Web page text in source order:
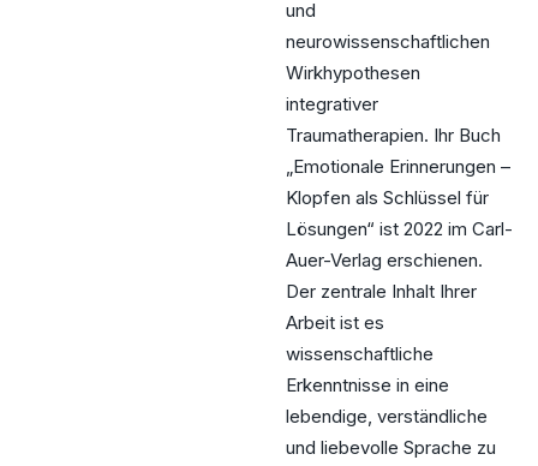
und
neurowissenschaftlichen
Wirkhypothesen
integrativer
Traumatherapien. Ihr Buch
„Emotionale Erinnerungen –
Klopfen als Schlüssel für
Lösungen“ ist 2022 im Carl-
Auer-Verlag erschienen.
Der zentrale Inhalt Ihrer
Arbeit ist es
wissenschaftliche
Erkenntnisse in eine
lebendige, verständliche
und liebevolle Sprache zu